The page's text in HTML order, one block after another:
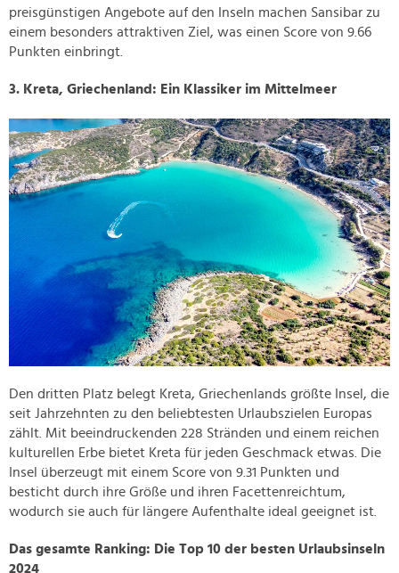
preisgünstigen Angebote auf den Inseln machen Sansibar zu
einem besonders attraktiven Ziel, was einen Score von 9.66
Punkten einbringt.
3. Kreta, Griechenland: Ein Klassiker im Mittelmeer
Den dritten Platz belegt Kreta, Griechenlands größte Insel, die
seit Jahrzehnten zu den beliebtesten Urlaubszielen Europas
zählt. Mit beeindruckenden 228 Stränden und einem reichen
kulturellen Erbe bietet Kreta für jeden Geschmack etwas. Die
Insel überzeugt mit einem Score von 9.31 Punkten und
besticht durch ihre Größe und ihren Facettenreichtum,
wodurch sie auch für längere Aufenthalte ideal geeignet ist.
Das gesamte Ranking: Die Top 10 der besten Urlaubsinseln
2024